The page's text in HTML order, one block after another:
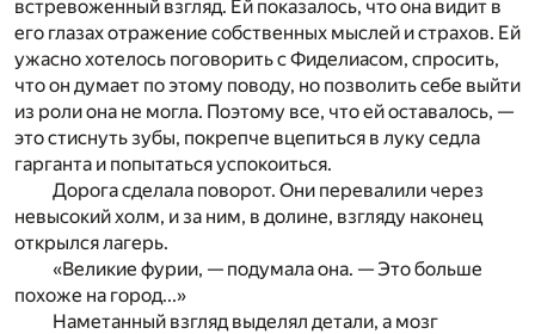
встревоженный взгляд. Ей показалось, что она видит в
его глазах отражение собственных мыслей и страхов. Ей
ужасно хотелось поговорить с Фиделиасом, спросить,
что он думает по этому поводу, но позволить себе выйти
из роли она не могла. Поэтому все, что ей оставалось, —
это стиснуть зубы, покрепче вцепиться в луку седла
гарганта и попытаться успокоиться.
Дорога сделала поворот. Они перевалили через
невысокий холм, и за ним, в долине, взгляду наконец
открылся лагерь.
«Великие фурии, — подумала она. — Это больше
похоже на город...»
Наметанный взгляд выделял детали, а мозг